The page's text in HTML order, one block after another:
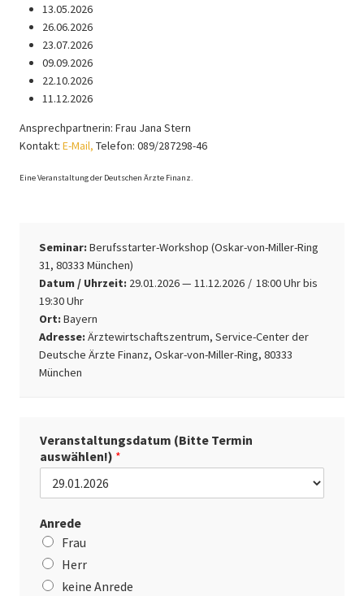
13.05.2026
26.06.2026
23.07.2026
09.09.2026
22.10.2026
11.12.2026
Ansprechpartnerin: Frau Jana Stern
Kontakt: E-Mail, Telefon: 089/287298-46
Eine Veranstaltung der Deutschen Ärzte Finanz.
Seminar:Berufsstarter-Workshop (Oskar-von-Miller-Ring
31, 80333 München)
Datum / Uhrzeit: 29.01.2026— 11.12.2026 18:00Uhr bis
19:30 Uhr
Ort:Bayern
Adresse:Ärztewirtschaftszentrum, Service-Center der
Deutsche Ärzte Finanz, Oskar-von-Miller-Ring, 80333
München
Veranstaltungsdatum (Bitte Termin
auswählen!) *
Anrede
Frau
Herr
keine Anrede